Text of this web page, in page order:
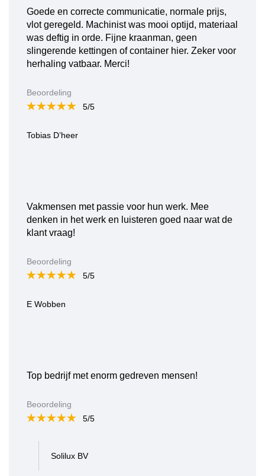
Goede en correcte communicatie, normale prijs,
vlot geregeld. Machinist was mooi optijd, materiaal
was deftig in orde. Fijne kraanman, geen
slingerende kettingen of container hier. Zeker voor
herhaling vatbaar. Merci!
Tobias D’heer
Beoordeling
5/5
Vakmensen met passie voor hun werk. Mee
denken in het werk en luisteren goed naar wat de
klant vraag!
E Wobben
Beoordeling
5/5
Top bedrijf met enorm gedreven mensen!
Solilux BV
Beoordeling
5/5